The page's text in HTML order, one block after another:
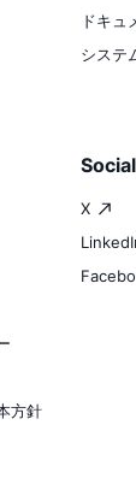
ドキュ
システ
方針
Social
X